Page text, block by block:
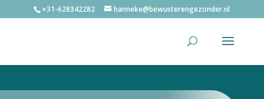
+31-628342282 hanneke@bewusterengezonder.nl